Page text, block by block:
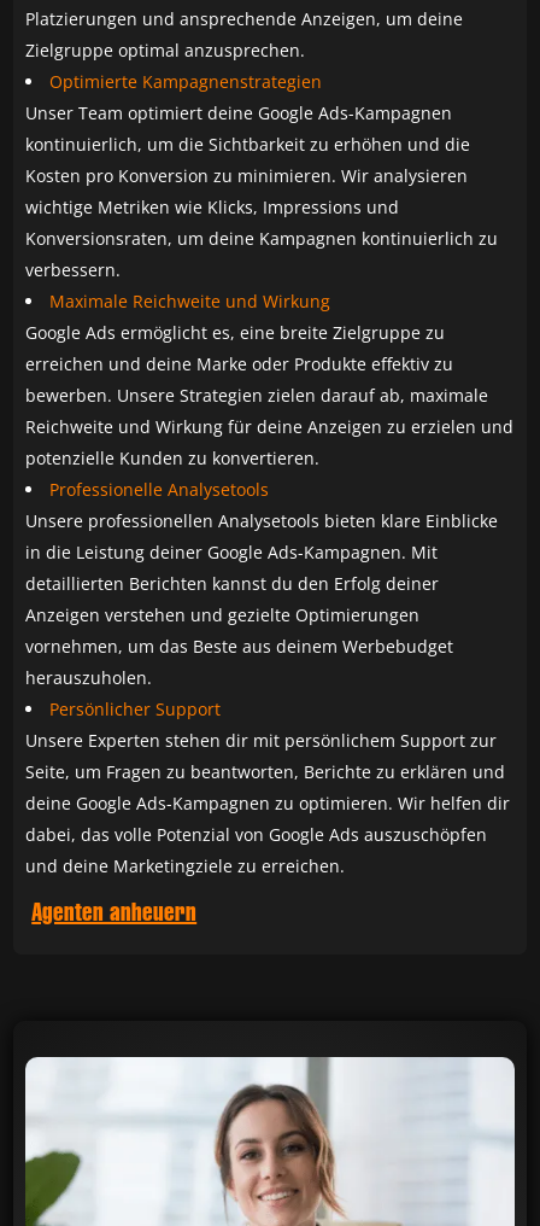
Platzierungen und ansprechende Anzeigen, um deine
Zielgruppe optimal anzusprechen.
Optimierte Kampagnenstrategien
Unser Team optimiert deine Google Ads-Kampagnen
kontinuierlich, um die Sichtbarkeit zu erhöhen und die
Kosten pro Konversion zu minimieren. Wir analysieren
wichtige Metriken wie Klicks, Impressions und
Konversionsraten, um deine Kampagnen kontinuierlich zu
verbessern.
Maximale Reichweite und Wirkung
Google Ads ermöglicht es, eine breite Zielgruppe zu
erreichen und deine Marke oder Produkte effektiv zu
bewerben. Unsere Strategien zielen darauf ab, maximale
Reichweite und Wirkung für deine Anzeigen zu erzielen und
potenzielle Kunden zu konvertieren.
Professionelle Analysetools
Unsere professionellen Analysetools bieten klare Einblicke
in die Leistung deiner Google Ads-Kampagnen. Mit
detaillierten Berichten kannst du den Erfolg deiner
Anzeigen verstehen und gezielte Optimierungen
vornehmen, um das Beste aus deinem Werbebudget
herauszuholen.
Persönlicher Support
Unsere Experten stehen dir mit persönlichem Support zur
Seite, um Fragen zu beantworten, Berichte zu erklären und
deine Google Ads-Kampagnen zu optimieren. Wir helfen dir
dabei, das volle Potenzial von Google Ads auszuschöpfen
und deine Marketingziele zu erreichen.
Agenten anheuern